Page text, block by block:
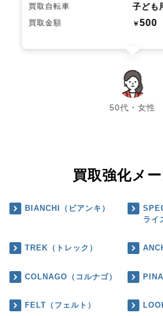
買取自転車 子ども
買取金額 ￥500
50代・女性
chevron_left chevron_right
買取強化メ
BIANCHI（ビアンキ）
ライ
TREK（トレック）
COLNAGO（コルナゴ）
FELT（フェルト）